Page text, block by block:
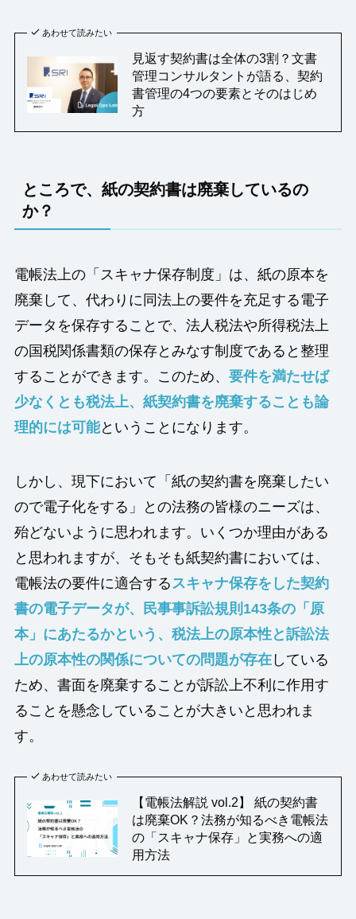
あわせて読みたい
見返す契約書は全体の3割？文書
管理コンサルタントが語る、契約
書管理の4つの要素とそのはじめ
方
ところで、紙の契約書は廃棄しているの
か？
電帳法上の「スキャナ保存制度」は、紙の原本を
廃棄して、代わりに同法上の要件を充足する電子
データを保存することで、法人税法や所得税法上
の国税関係書類の保存とみなす制度であると整理
することができます。このため、 要件を満たせば
少なくとも税法上、紙契約書を廃棄することも論
理的には可能ということになります。
しかし、現下において「紙の契約書を廃棄したい
ので電子化をする」との法務の皆様のニーズは、
殆どないように思われます。いくつか理由がある
と思われますが、そもそも紙契約書においては、
電帳法の要件に適合する スキャナ保存をした契約
書の電子データが、民事事訴訟規則143条の「原
本」にあたるかという、税法上の原本性と訴訟法
上の原本性の関係についての問題が存在している
ため、書面を廃棄することが訴訟上不利に作用す
ることを懸念していることが大きいと思われま
す。
あわせて読みたい
【電帳法解説 vol.2】 紙の契約書
は廃棄OK？法務が知るべき電帳法
の「スキャナ保存」と実務への適
用方法